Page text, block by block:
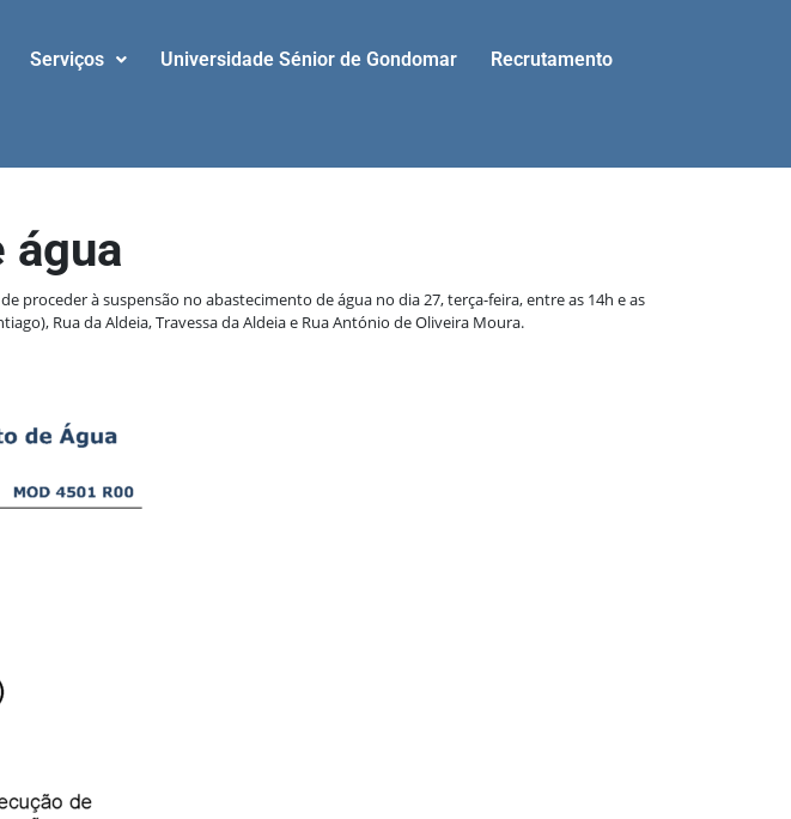
Serviços Universidade Sénior de Gondomar Recrutamento
proceder à suspensão no abastecimento de água no dia 27, terça-feira, entre as 14h e as
Rua da Aldeia, Travessa da Aldeia e Rua António de Oliveira Moura.